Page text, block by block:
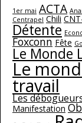
1er mai ACTA
Centrapel Chili
Détente
Foxconn Fête
Le Monde
Le
travail
Les
Manifestation